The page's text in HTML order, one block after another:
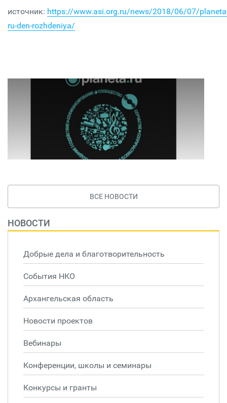
источник: https://www.asi.org.ru/news/2018/06/07/
ru-den-rozhdeniya/
ВСЕ НОВОСТИ
НОВОСТИ
Добрые дела и благотворительность
События НКО
Архангельская область
Новости проектов
Вебинары
Конференции, школы и семинары
Конкурсы и гранты